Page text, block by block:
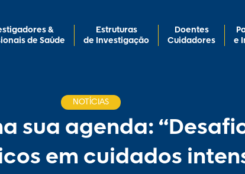
&
de Saúde
Estruturas
de Investigação
Doentes
Cuidadores
e
NOTÍCIAS
sua agenda:
em cuidados